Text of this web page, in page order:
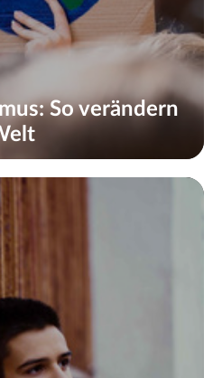
So verändern